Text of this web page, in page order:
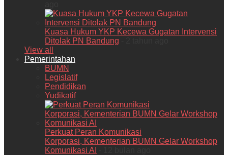
Kuasa Hukum YKP Kecewa Gugatan Intervensi
Ditolak PN Bandung
View all
Pemerintahan
BUMN
Legislatif
Pendidikan
Yudikatif
Perkuat Peran Komunikasi
Korporasi, Kementerian BUMN Gelar Workshop
Komunikasi AI